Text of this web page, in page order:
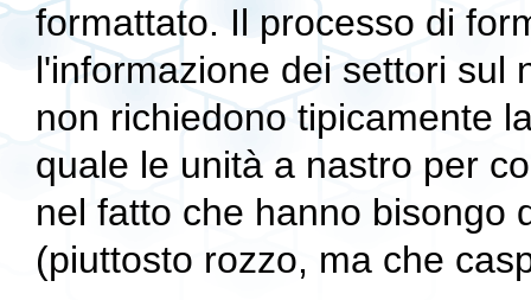
formattato. Il processo di
l'informazione dei settori sul
non richiedono tipicamente
quale le unità a nastro per
nel fatto che hanno bisongo
(piuttosto rozzo, ma che